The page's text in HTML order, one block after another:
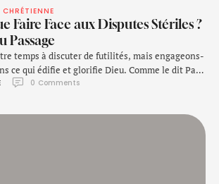
Faire Face aux Disputes Stériles ?
Passage
temps à discuter de futilités, mais engageons-
ce qui édifie et glorifie Dieu. Comme le dit Paul
contribue à la paix et à l’édification mutuelle’
0 Comments